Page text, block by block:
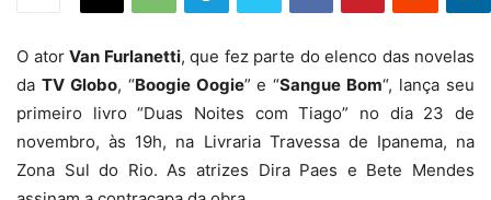
O ator Van Furlanetti, que fez parte do elenco das novelas
da TV Globo, “Boogie Oogie” e “Sangue Bom“, lança seu
primeiro livro “Duas Noites com Tiago” no dia 23 de
novembro, às 19h, na Livraria Travessa de Ipanema, na
Zona Sul do Rio. As atrizes Dira Paes e Bete Mendes